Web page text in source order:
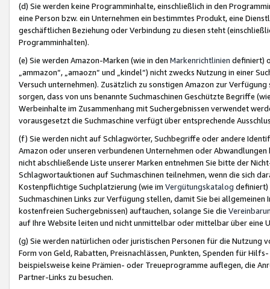
(d) Sie werden keine Programminhalte, einschließlich in den
eine Person bzw. ein Unternehmen ein bestimmtes Produkt, eine
geschäftlichen Beziehung oder Verbindung zu diesen steht
Programminhalten).
(e) Sie werden Amazon-Marken (wie in den Markenrichtlinien definiert)
„ammazon“, „amaozn“ und „kindel“) nicht zwecks Nutzung in einer
Versuch unternehmen). Zusätzlich zu sonstigen Amazon zur
sorgen, dass von uns benannte Suchmaschinen Geschützte Begriffe
Werbeinhalte im Zusammenhang mit Suchergebnissen verwendet
vorausgesetzt die Suchmaschine verfügt über entsprechende
(f) Sie werden nicht auf Schlagwörter, Suchbegriffe oder andere
Amazon oder unseren verbundenen Unternehmen oder
nicht abschließende Liste unserer Marken entnehmen Sie bitte der
Schlagwortauktionen auf Suchmaschinen teilnehmen, wenn die sich
Kostenpflichtige Suchplatzierung (wie im Vergütungskatalog definiert)
Suchmaschinen Links zur Verfügung stellen, damit Sie bei
kostenfreien Suchergebnissen) auftauchen, solange Sie die
auf Ihre Website leiten und nicht unmittelbar oder mittelbar über eine
(g) Sie werden natürlichen oder juristischen Personen für die Nutzung
Form von Geld, Rabatten, Preisnachlässen, Punkten, Spenden für
beispielsweise keine Prämien- oder Treueprogramme auflegen, die
Partner-Links zu besuchen.